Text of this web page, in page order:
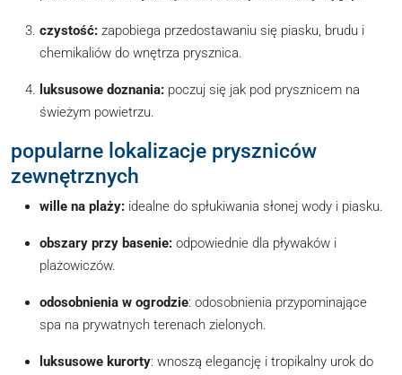
czystość: zapobiega przedostawaniu się piasku, brudu i
chemikaliów do wnętrza prysznica.
luksusowe doznania: poczuj się jak pod prysznicem na
świeżym powietrzu.
popularne lokalizacje pryszniców
zewnętrznych
wille na plaży: idealne do spłukiwania słonej wody i piasku.
obszary przy basenie: odpowiednie dla pływaków i
plażowiczów.
odosobnienia w ogrodzie: odosobnienia przypominające
spa na prywatnych terenach zielonych.
luksusowe kurorty: wnoszą elegancję i tropikalny urok do